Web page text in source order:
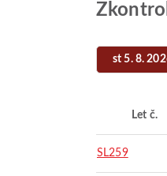
st 5. 8.
Let č.
SL259